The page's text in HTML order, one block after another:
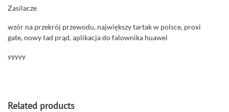
Zasilacze
wzór na przekrój przewodu, największy tartak w polsce, proxi
gate, nowy ład prąd, aplikacja do falownika huawei
yyyyy
Related products